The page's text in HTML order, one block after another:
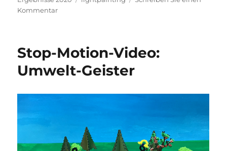
Kommentarzu
Stop-Motion-Video:
Umwelt-Geister